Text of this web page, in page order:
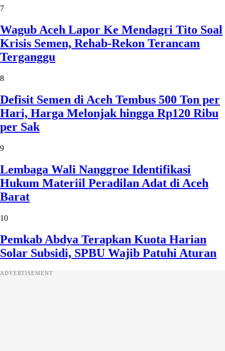
7
Wagub Aceh Lapor Ke Mendagri Tito Soal
Krisis Semen, Rehab-Rekon Terancam
Terganggu
8
Defisit Semen di Aceh Tembus 500 Ton per
Hari, Harga Melonjak hingga Rp120 Ribu
per Sak
9
Lembaga Wali Nanggroe Identifikasi
Hukum Materiil Peradilan Adat di Aceh
Barat
10
Pemkab Abdya Terapkan Kuota Harian
Solar Subsidi, SPBU Wajib Patuhi Aturan
ADVERTISEMENT